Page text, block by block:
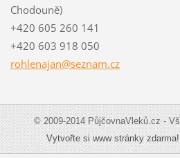
Chodouně)
+420 605 260 141
+420 603 918 050
rohlenajan@seznam.cz
© 2009-2014 PůjčovnaVleků.cz -
Vytvořte si www stránky zdarma!